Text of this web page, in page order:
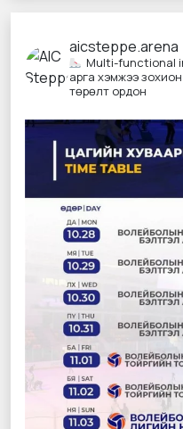
aicsteppe.arena
Multi-functional
арга хэмжээ
төрөлт ордон